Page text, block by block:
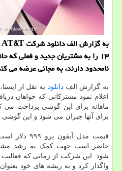
۱۳ را به مشتریان جدید و فعلی که
نامحدود دارند، به مجانی عرضه می
به گزارش الفدانلود
ماهانه برای این گوشی پرداخت می
برای آنها جبران می شود و این گوشی
حاضر است جهت کمک به رشد
شود. این شرکت از زمانی که
واگذار کرد و به ریشه های خود